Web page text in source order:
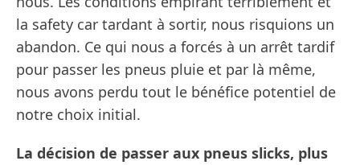
la safety car tardant à sortir, nous risquions un
abandon. Ce qui nous a forcés à un arrêt tardif
pour passer les pneus pluie et par là même,
nous avons perdu tout le bénéfice potentiel de
notre choix initial.
La décision de passer aux pneus slicks, plus